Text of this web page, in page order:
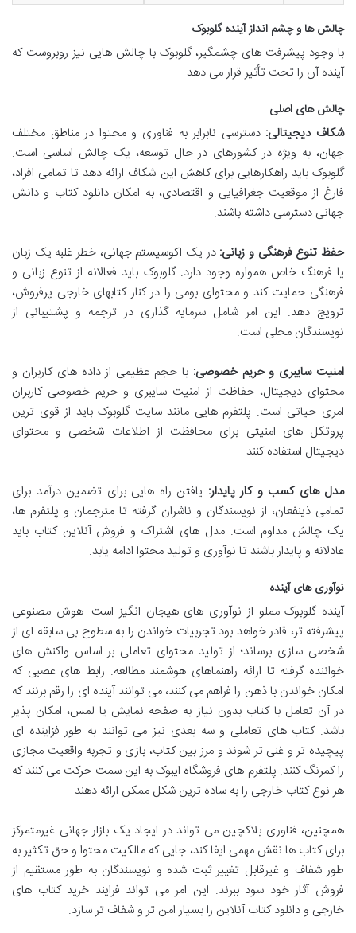
چالش ها و چشم انداز آینده گلوبوک
با وجود پیشرفت های چشمگیر، گلوبوک با چالش هایی نیز روبروست که
آینده آن را تحت تأثیر قرار می دهد.
چالش های اصلی
شکاف دیجیتالی: دسترسی نابرابر به فناوری و محتوا در مناطق مختلف
جهان، به ویژه در کشورهای در حال توسعه، یک چالش اساسی است.
گلوبوک باید راهکارهایی برای کاهش این شکاف ارائه دهد تا تمامی افراد،
فارغ از موقعیت جغرافیایی و اقتصادی، به امکان دانلود کتاب و دانش
جهانی دسترسی داشته باشند.
حفظ تنوع فرهنگی و زبانی: در یک اکوسیستم جهانی، خطر غلبه یک زبان
یا فرهنگ خاص همواره وجود دارد. گلوبوک باید فعالانه از تنوع زبانی و
فرهنگی حمایت کند و محتوای بومی را در کنار کتابهای خارجی پرفروش،
ترویج دهد. این امر شامل سرمایه گذاری در ترجمه و پشتیبانی از
نویسندگان محلی است.
امنیت سایبری و حریم خصوصی: با حجم عظیمی از داده های کاربران و
محتوای دیجیتال، حفاظت از امنیت سایبری و حریم خصوصی کاربران
امری حیاتی است. پلتفرم هایی مانند سایت گلوبوک باید از قوی ترین
پروتکل های امنیتی برای محافظت از اطلاعات شخصی و محتوای
دیجیتال استفاده کنند.
مدل های کسب و کار پایدار: یافتن راه هایی برای تضمین درآمد برای
تمامی ذینفعان، از نویسندگان و ناشران گرفته تا مترجمان و پلتفرم ها،
یک چالش مداوم است. مدل های اشتراک و فروش آنلاین کتاب باید
عادلانه و پایدار باشند تا نوآوری و تولید محتوا ادامه یابد.
نوآوری های آینده
آینده گلوبوک مملو از نوآوری های هیجان انگیز است. هوش مصنوعی
پیشرفته تر، قادر خواهد بود تجربیات خواندن را به سطوح بی سابقه ای از
شخصی سازی برساند؛ از تولید محتوای تعاملی بر اساس واکنش های
خواننده گرفته تا ارائه راهنماهای هوشمند مطالعه. رابط های عصبی که
امکان خواندن با ذهن را فراهم می کنند، می توانند آینده ای را رقم بزنند که
در آن تعامل با کتاب بدون نیاز به صفحه نمایش یا لمس، امکان پذیر
باشد. کتاب های تعاملی و سه بعدی نیز می توانند به طور فزاینده ای
پیچیده تر و غنی تر شوند و مرز بین کتاب، بازی و تجربه واقعیت مجازی
را کمرنگ کنند. پلتفرم های فروشگاه ایبوک به این سمت حرکت می کنند که
هر نوع کتاب خارجی را به ساده ترین شکل ممکن ارائه دهند.
همچنین، فناوری بلاکچین می تواند در ایجاد یک بازار جهانی غیرمتمرکز
برای کتاب ها نقش مهمی ایفا کند، جایی که مالکیت محتوا و حق تکثیر به
طور شفاف و غیرقابل تغییر ثبت شده و نویسندگان به طور مستقیم از
فروش آثار خود سود ببرند. این امر می تواند فرایند خرید کتاب های
خارجی و دانلود کتاب آنلاین را بسیار امن تر و شفاف تر سازد.